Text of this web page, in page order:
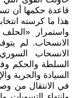
قاعدة حكمها أن
واستمرار
الانسحاب. لم
الانسحاب
السلطة والحكم
السيادة والحرية
في الانتقال من